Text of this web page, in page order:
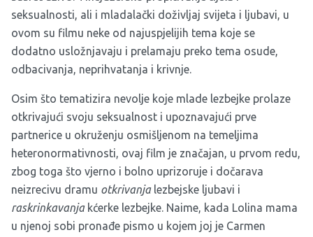
seksualnosti, ali i mladalački doživljaj svijeta i ljubavi, u
ovom su filmu neke od najuspjelijih tema koje se
dodatno usložnjavaju i prelamaju preko tema osude,
odbacivanja, neprihvatanja i krivnje.
Osim što tematizira nevolje koje mlade lezbejke prolaze
otkrivajući svoju seksualnost i upoznavajući prve
partnerice u okruženju osmišljenom na temeljima
heteronormativnosti, ovaj film je značajan, u prvom redu,
zbog toga što vjerno i bolno uprizoruje i dočarava
neizrecivu dramu otkrivanjalezbejske ljubavi i
raskrinkavanja kćerke lezbejke. Naime, kada Lolina mama
u njenoj sobi pronađe pismo u kojem joj je Carmen